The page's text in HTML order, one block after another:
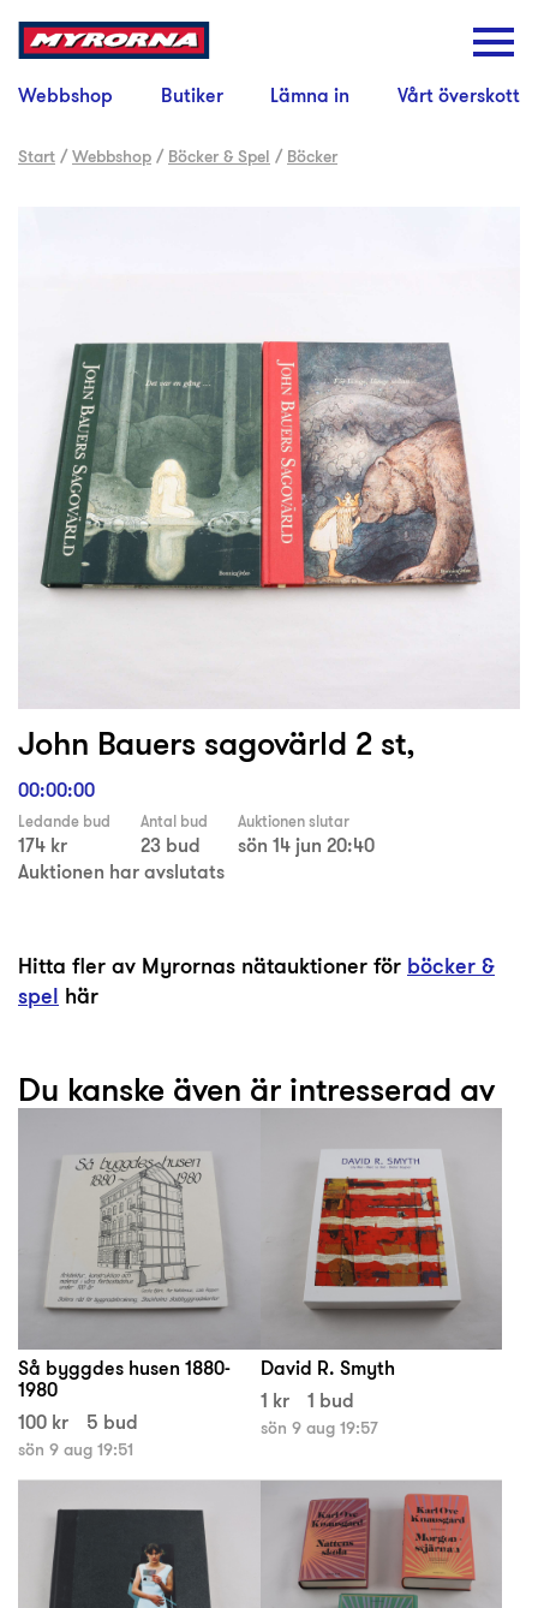
Webbshop Butiker Lämna in Vårt överskott
Start /Webbshop / Böcker & Spel / Böcker
John Bauers sagovärld 2 st,
00:00:00
Ledande bud
174 kr
Antal bud
23 bud
Auktionen slutar
sön 14 jun 20:40
Auktionen har avslutats
Hitta fler av Myrornas nätauktioner för böcker &
spel här
Du kanske även är intresserad av
Så byggdes husen 1880-
1980
100 kr
5 bud
sön 9 aug 19:51
David R. Smyth
1 kr
1 bud
sön 9 aug 19:57